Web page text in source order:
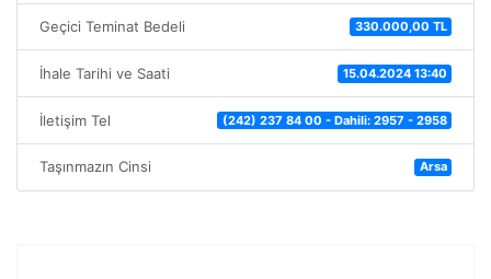
Geçici Teminat Bedeli 330.000,00 TL
İhale Tarihi ve Saati 15.04.2024 13:40
İletişim Tel (242) 237 84 00 - Dahili: 2957 - 2958
Taşınmazın Cinsi Arsa